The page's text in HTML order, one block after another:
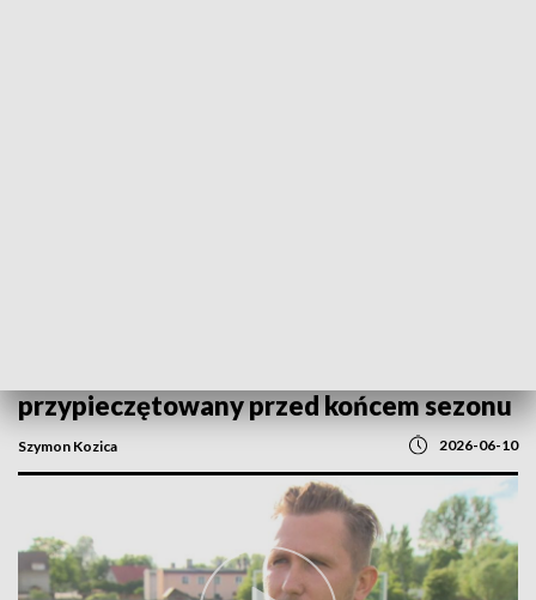
przypieczętowany przed końcem sezonu
Szymon Kozica 2026-06-10